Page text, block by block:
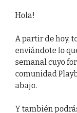
Hola!
A partir de hoy,
enviándote lo
semanal cuyo
comunidad
abajo.
Y también